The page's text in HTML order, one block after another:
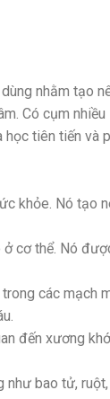
nhằm tạo
Có cụm nhiều
tiên tiến và
khỏe. Nó tạo
ở cơ thể. Nó
các mạch
đến xương
như bao tử, ruột,